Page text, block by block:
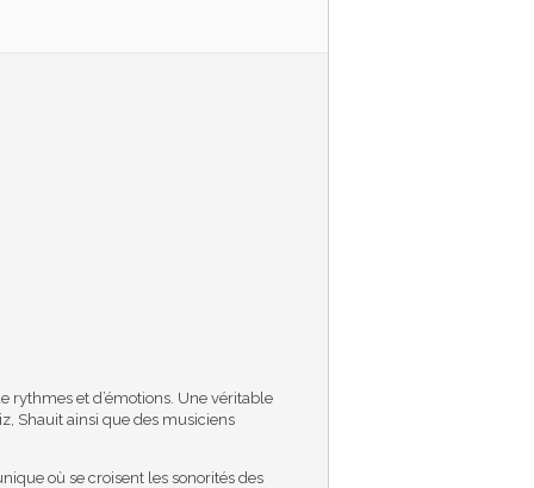
rythmes et d’émotions. Une véritable
Shauit ainsi que des musiciens
où se croisent les sonorités des